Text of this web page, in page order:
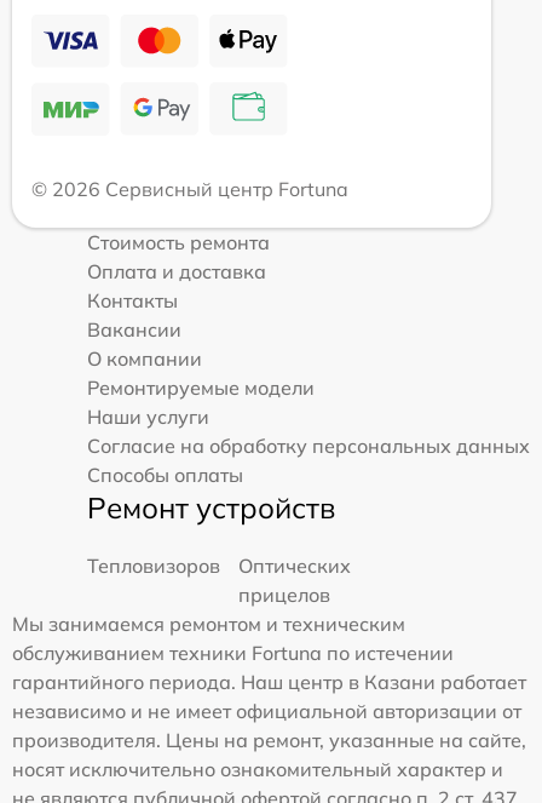
© 2026 Сервисный центр Fortuna
Стоимость ремонта
Оплата и доставка
Контакты
Вакансии
О компании
Ремонтируемые модели
Наши услуги
Согласие на обработку персональных данных
Способы оплаты
Ремонт устройств
Тепловизоров
Оптических
прицелов
Мы занимаемся ремонтом и техническим
обслуживанием техники Fortuna по истечении
гарантийного периода. Наш центр в Казани работает
независимо и не имеет официальной авторизации от
производителя. Цены на ремонт, указанные на сайте,
носят исключительно ознакомительный характер и
не являются публичной офертой согласно п. 2 ст. 437